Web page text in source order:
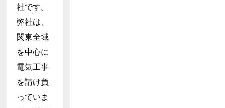
社です。
弊社は、
関東全域
を中心に
電気工事
を請け負
っていま